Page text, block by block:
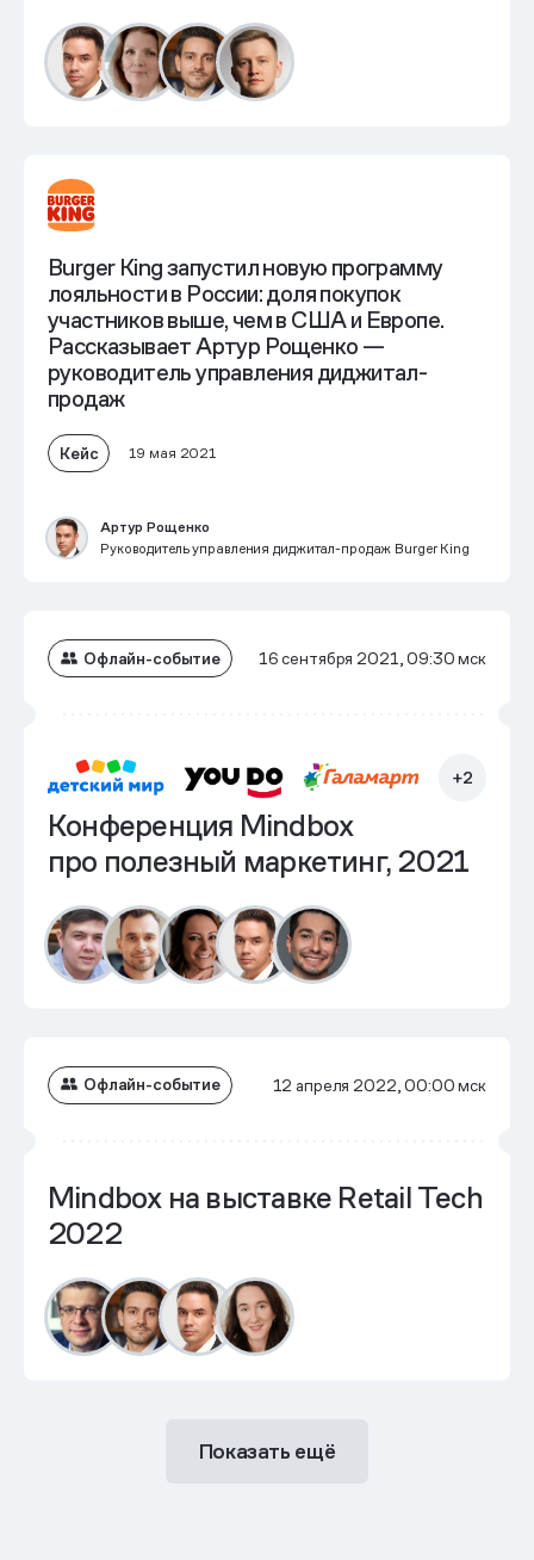
Burger King запустил новую программу
лояльности в России: доля покупок
участников выше, чем в США и Европе.
Рассказывает Артур Рощенко —
руководитель управления диджитал-
продаж
Кейс 19 мая 2021
Артур Рощенко
Руководитель управления диджитал-продаж Burger King
Офлайн-событие 16 сентября 2021, 09:30 мск
+2
Конференция Mindbox
про полезный маркетинг, 2021
Офлайн-событие 12 апреля 2022, 00:00 мск
Mindbox на выставке Retail Tech
2022
Показать ещё